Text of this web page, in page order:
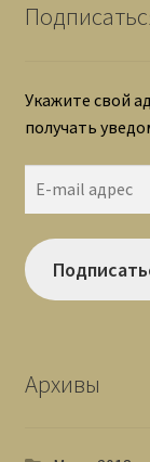
Укажите свой
получать
Архивы